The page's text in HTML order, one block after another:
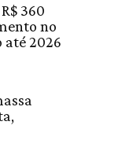
360
no
2026